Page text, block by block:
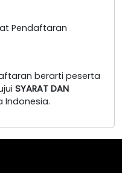
Pendaftaran
berarti peserta
SYARAT DAN
Indonesia.